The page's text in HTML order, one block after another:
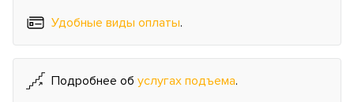
Удобные виды оплаты.
Подробнее об услугах подъема.